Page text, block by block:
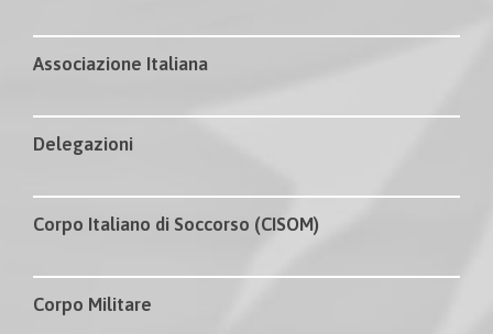
Associazione Italiana
Delegazioni
Corpo Italiano di Soccorso (CISOM)
Corpo Militare